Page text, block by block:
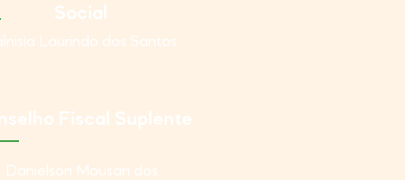
Social
Laurindo dos Santos
Fiscal Suplente
Danielson Mousan dos